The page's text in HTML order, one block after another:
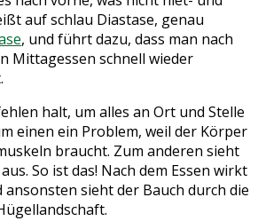
auf schlau Diastase, genau
, und führt dazu, dass man nach
Mittagessen schnell wieder
halt, um alles an Ort und Stelle
einen ein Problem, weil der Körper
braucht. Zum anderen sieht
So ist das! Nach dem Essen wirkt
ansonsten sieht der Bauch durch die